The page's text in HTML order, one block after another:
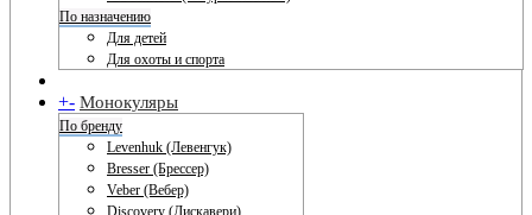
По назначению
Для детей
Для охоты и спорта
+- Монокуляры
По бренду
Levenhuk (Левенгук)
Bresser (Брессер)
Veber (Вебер)
Discovery (Дискавери)